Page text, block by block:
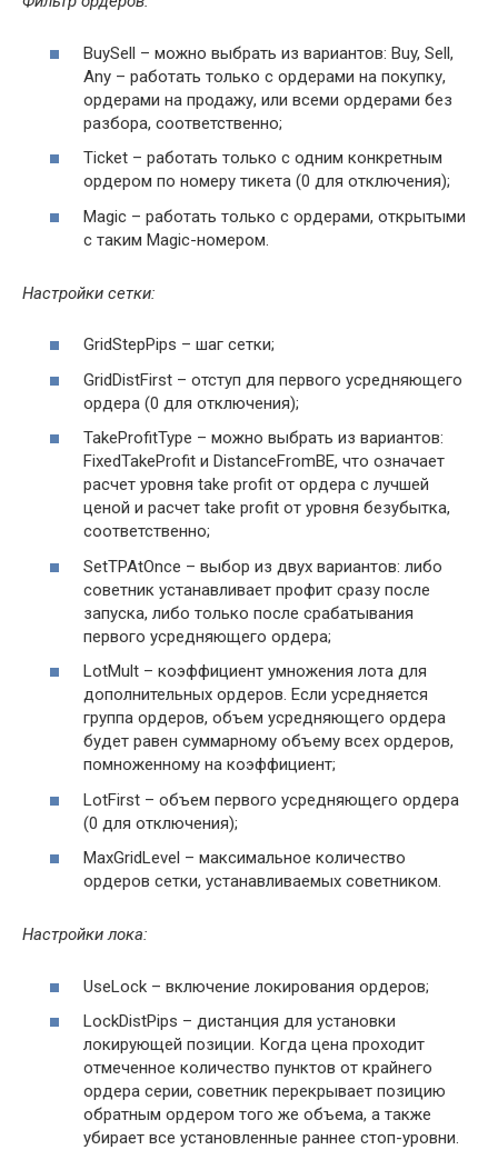
BuySell – можно выбрать из вариантов: Buy, Sell,
Any – работать только с ордерами на покупку,
ордерами на продажу, или всеми ордерами без
разбора, соответственно;
Ticket – работать только с одним конкретным
ордером по номеру тикета (0 для отключения);
Magic – работать только с ордерами, открытыми
с таким Magic-номером.
Настройки сетки:
GridStepPips – шаг сетки;
GridDistFirst – отступ для первого усредняющего
ордера (0 для отключения);
TakeProfitType – можно выбрать из вариантов:
FixedTakeProfit и DistanceFromBE, что означает
расчет уровня take profit от ордера с лучшей
ценой и расчет take profit от уровня безубытка,
соответственно;
SetTPAtOnce – выбор из двух вариантов: либо
советник устанавливает профит сразу после
запуска, либо только после срабатывания
первого усредняющего ордера;
LotMult – коэффициент умножения лота для
дополнительных ордеров. Если усредняется
группа ордеров, объем усредняющего ордера
будет равен суммарному объему всех ордеров,
помноженному на коэффициент;
LotFirst – объем первого усредняющего ордера
(0 для отключения);
MaxGridLevel – максимальное количество
ордеров сетки, устанавливаемых советником.
Настройки лока:
UseLock – включение локирования ордеров;
LoсkDistPips – дистанция для установки
локирующей позиции. Когда цена проходит
отмеченное количество пунктов от крайнего
ордера серии, советник перекрывает позицию
обратным ордером того же объема, а также
убирает все установленные раннее стоп-уровни.